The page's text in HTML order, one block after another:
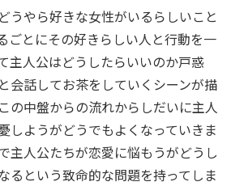
うやら好きな女性がいるらしいこと
ごとにその好きらしい人と行動を一
主人公はどうしたらいいのか戸惑
会話してお茶をしていくシーンが描
の中盤からの流れからしだいに主人
しようがどうでもよくなっていきま
主人公たちが恋愛に悩もうがどうし
るという致命的な問題を持ってしま